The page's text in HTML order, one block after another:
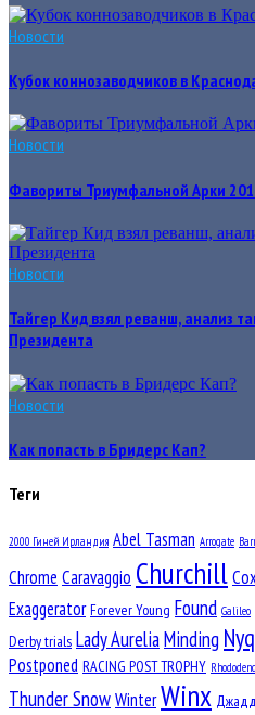
Новости
Кубок коннозаводчиков в
Новости
Фавориты Триумфальной Арки
Новости
Тайгер Кид взял реванш, анализ
Президента
Новости
Как попасть в Бридерс Кап?
Теги
2000 Гиней Ирландия Abel Tasman Arrogate
Chrome Caravaggio Churchill
Exaggerator Forever Young Found Galileo
Derby trials Lady AureliaMinding
Postponed RACING POST TROPHY
Thunder SnowWinterWinx